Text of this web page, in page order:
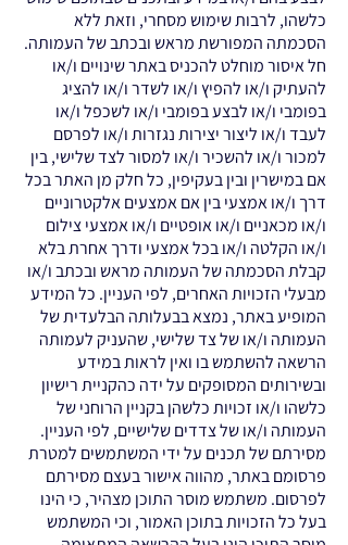
כלשהו, לרבות שימוש מסחרי, וזאת ללא
הסכמתה המפורשת מראש ובכתב של העמותה.
חל איסור מוחלט להכניס באתר שינויים ו/או
להעתיק ו/או להפיץ ו/או לשדר ו/או להציג
בפומבי ו/או לבצע בפומבי ו/או לשכפל ו/או
לעבד ו/או ליצור יצירות נגזרות ו/או לפרסם
למכור ו/או להשכיר ו/או למסור לצד שלישי, בין
אם במישרין ובין בעקיפין, כל חלק מן האתר בכל
דרך ו/או אמצעי בין אם אמצעים אלקטרוניים
ו/או מכאניים ו/או אופטיים ו/או אמצעי צילום
ו/או הקלטה ו/או בכל אמצעי ודרך אחרת בלא
קבלת הסכמתה של העמותה מראש ובכתב ו/או
מבעלי הזכויות האחרים, לפי העניין. כל המידע
המופיע באתר, נמצא בבעלותה הבלעדית של
העמותה ו/או של צד שלישי, שהעניק לעמותה
הרשאה להשתמש בו ואין לראות במידע
ובשירותים המסופקים על ידה כהקניית רישיון
כלשהו ו/או זכויות כלשהן בקניין הרוחני של
העמותה ו/או של צדדים שלישיים, לפי העניין.
מסירתם של תכנים על ידי המשתמשים למטרת
פרסומם באתר, מהווה אישור בעצם מסירתם
לפרסום. משתמש מוסר התוכן מצהיר, כי הינו
בעל כל הזכויות בתוכן האמור, וכי המשתמש